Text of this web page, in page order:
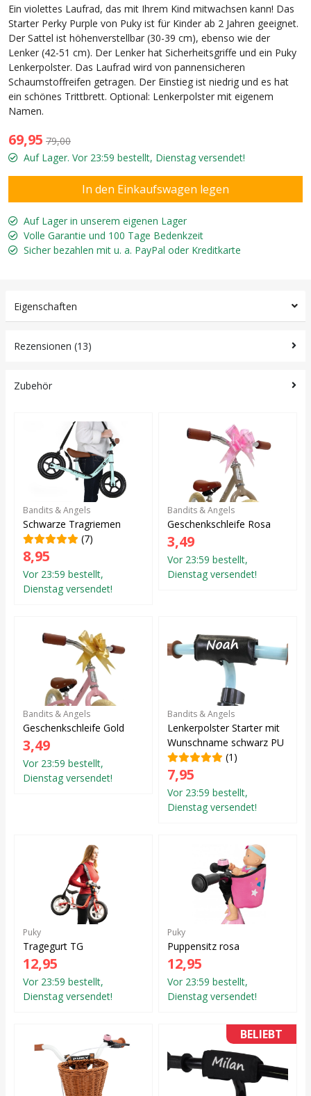
Ein violettes Laufrad, das mit Ihrem Kind mitwachsen kann! Das
Starter Perky Purple von Puky ist für Kinder ab 2 Jahren geeignet.
Der Sattel ist höhenverstellbar (30-39 cm), ebenso wie der
Lenker (42-51 cm). Der Lenker hat Sicherheitsgriffe und ein Puky
Lenkerpolster. Das Laufrad wird von pannensicheren
Schaumstoffreifen getragen. Der Einstieg ist niedrig und es hat
ein schönes Trittbrett. Optional: Lenkerpolster mit eigenem
Namen.
69,95 79,00
Auf Lager. Vor 23:59 bestellt, Dienstag versendet!
Auf Lager in unserem eigenen Lager
Volle Garantie und 100 Tage Bedenkzeit
Sicher bezahlen mit u. a. PayPal oder Kreditkarte
Eigenschaften
Rezensionen (13)
Zubehör
Bandits & Angels
Schwarze Tragriemen
(7)
8,95
Vor 23:59 bestellt,
Dienstag versendet!
Bandits & Angels
Geschenkschleife Rosa
3,49
Vor 23:59 bestellt,
Dienstag versendet!
Bandits & Angels
Geschenkschleife Gold
3,49
Vor 23:59 bestellt,
Dienstag versendet!
Bandits & Angels
Lenkerpolster Starter mit
Wunschname schwarz PU
(1)
7,95
Vor 23:59 bestellt,
Dienstag versendet!
Puky
Tragegurt TG
12,95
Vor 23:59 bestellt,
Dienstag versendet!
Puky
Puppensitz rosa
12,95
Vor 23:59 bestellt,
Dienstag versendet!
BELIEBT